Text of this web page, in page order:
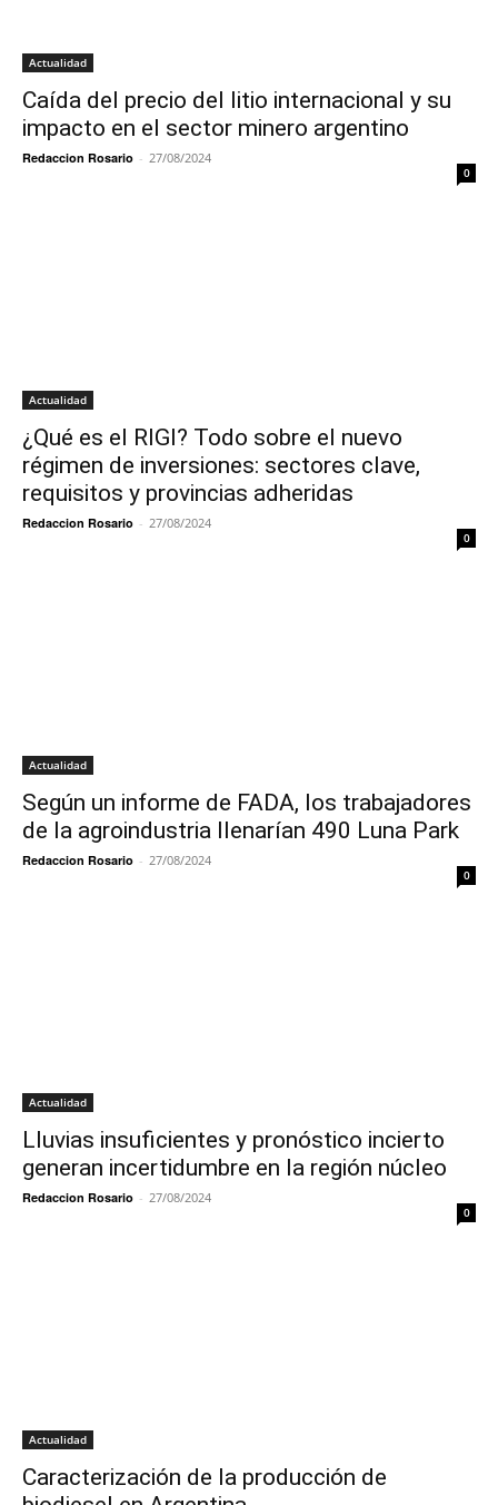
Actualidad
Caída del precio del litio internacional y su
impacto en el sector minero argentino
Redaccion Rosario - 27/08/2024
0
Actualidad
¿Qué es el RIGI? Todo sobre el nuevo
régimen de inversiones: sectores clave,
requisitos y provincias adheridas
Redaccion Rosario - 27/08/2024
0
Actualidad
Según un informe de FADA, los trabajadores
de la agroindustria llenarían 490 Luna Park
Redaccion Rosario - 27/08/2024
0
Actualidad
Lluvias insuficientes y pronóstico incierto
generan incertidumbre en la región núcleo
Redaccion Rosario - 27/08/2024
0
Actualidad
Caracterización de la producción de